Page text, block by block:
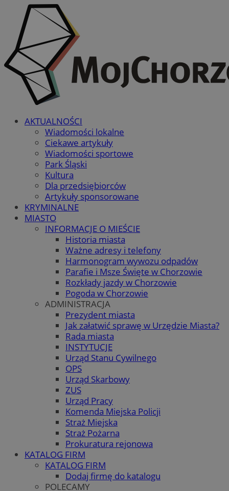
AKTUALNOŚCI
Wiadomości lokalne
Ciekawe artykuły
Wiadomości sportowe
Park Śląski
Kultura
Dla przedsiębiorców
Artykuły sponsorowane
KRYMINALNE
MIASTO
INFORMACJE O MIEŚCIE
Historia miasta
Ważne adresy i telefony
Harmonogram wywozu odpadów
Parafie i Msze Święte w Chorzowie
Rozkłady jazdy w Chorzowie
Pogoda w Chorzowie
ADMINISTRACJA
Prezydent miasta
Jak załatwić sprawę w Urzędzie Miasta?
Rada miasta
INSTYTUCJE
Urząd Stanu Cywilnego
OPS
Urząd Skarbowy
ZUS
Urząd Pracy
Komenda Miejska Policji
Straż Miejska
Straż Pożarna
Prokuratura rejonowa
KATALOG FIRM
KATALOG FIRM
Dodaj firmę do katalogu
POLECAMY